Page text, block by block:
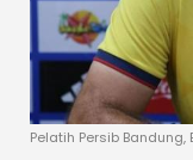
Pelatih Persib